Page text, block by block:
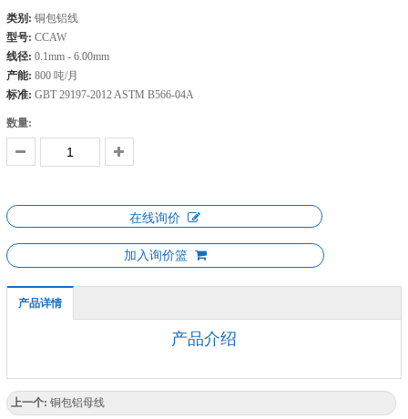
类别: 铜包铝线
型号: CCAW
线径: 0.1mm - 6.00mm
产能: 800 吨/月
标准: GBT 29197-2012 ASTM B566-04A
数量:
在线询价
加入询价篮
产品详情
产品介绍
上一个: 铜包铝母线